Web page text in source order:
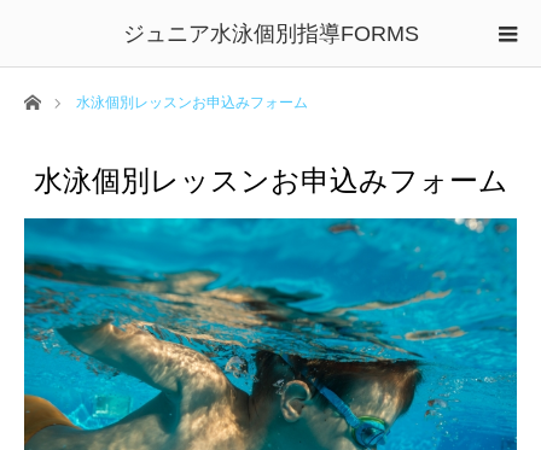
ジュニア水泳個別指導FORMS
ホーム水泳個別レッスンお申込みフォーム
水泳個別レッスンお申込みフォーム